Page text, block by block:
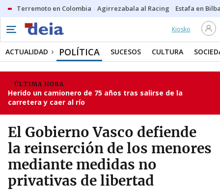
Terremoto en Colombia Agirrezabala al Racing Estafa en
Kiosko
ACTUALIDAD POLÍTICA SUCESOS CULTURA
ÚLTIMA HORA
Herido un camionero de 75 años tras salirse de la
carretera y caer al río
El Gobierno Vasco defiende
la reinserción de los menores
mediante medidas no
privativas de libertad